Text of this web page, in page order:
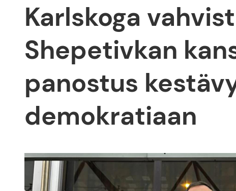
Karlskoga
Shepetivkan
panostus
demokratiaan